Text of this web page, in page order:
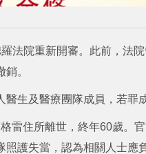
法院重新開審。此前，法
。
生及醫療團隊成員，若罪
雷住所離世，終年60歲。
護失當，認為相關人士應